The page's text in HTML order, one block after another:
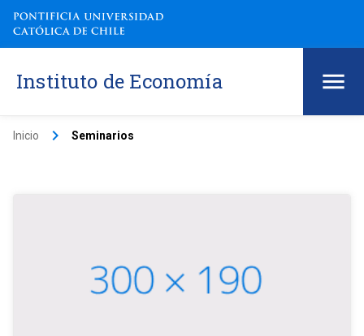
Instituto de Economía
Inicio keyboard_arrow_right Seminarios